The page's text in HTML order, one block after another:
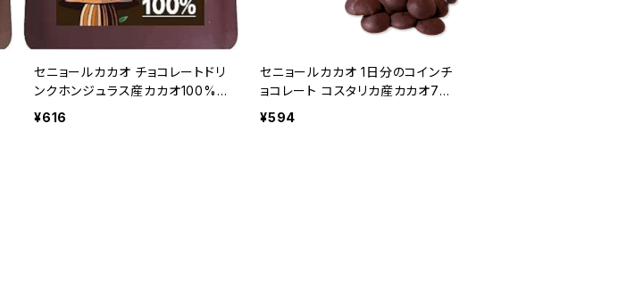
セニョールカカオ チョコレートドリ
ンクホンジュラス産カカオ100% 1
杯分 粉末 非アルカリ処理 Señor
¥616
セニョールカカオ 1日分のコインチ
ョコレート コスタリカ産カカオ7
0% Señor Cacao
¥594